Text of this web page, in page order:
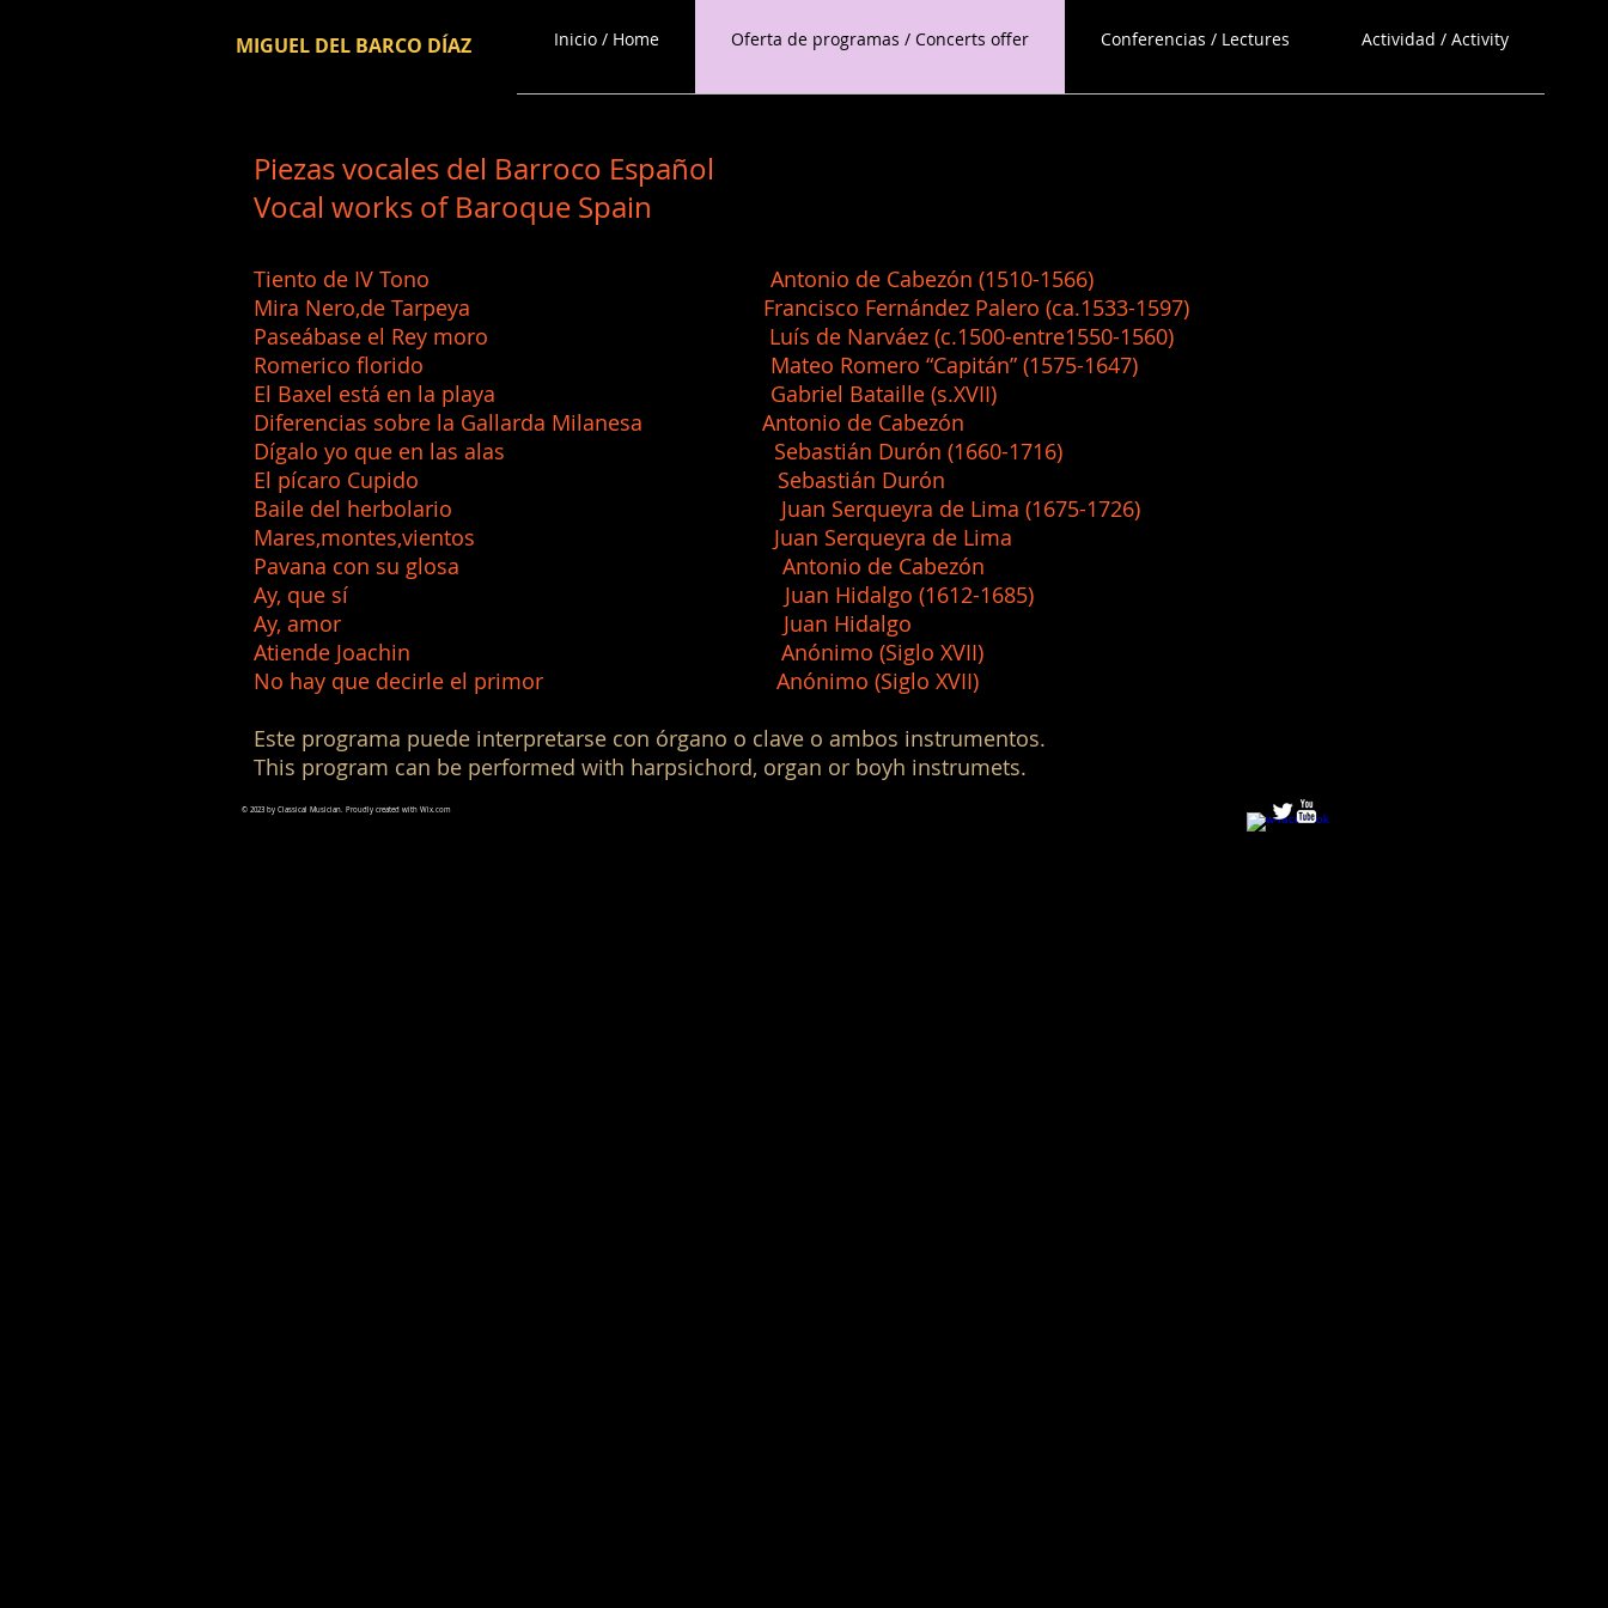
MIGUEL DEL BARCO DÍAZ Inicio / Home Oferta de programas / Concerts offer Conferencias / Lectures Actividad / Activity
Piezas vocales del Barroco Español
Vocal works of Baroque Spain
Tiento de IV Tono Antonio de Cabezón (1510-1566)
Mira Nero,de Tarpeya Francisco Fernández Palero (ca.1533-1597)
Paseábase el Rey moro Luís de Narváez (c.1500-entre1550-1560)
Romerico florido Mateo Romero “Capitán” (1575-1647)
El Baxel está en la playa Gabriel Bataille (s.XVII)
Diferencias sobre la Gallarda Milanesa Antonio de Cabezón
Dígalo yo que en las alas Sebastián Durón (1660-1716)
El pícaro Cupido Sebastián Durón
Baile del herbolario Juan Serqueyra de Lima (1675-1726)
Mares,montes,vientos Juan Serqueyra de Lima
Pavana con su glosa Antonio de Cabezón
Ay, que sí Juan Hidalgo (1612-1685)
Ay, amor Juan Hidalgo
Atiende Joachin Anónimo (Siglo XVII)
No hay que decirle el primor Anónimo (Siglo XVII)
Este programa puede interpretarse con órgano o clave o ambos instrumentos.
This program can be performed with harpsichord, organ or boyh instrumets.
© 2023 by Classical Musician. Proudly created with Wix.com